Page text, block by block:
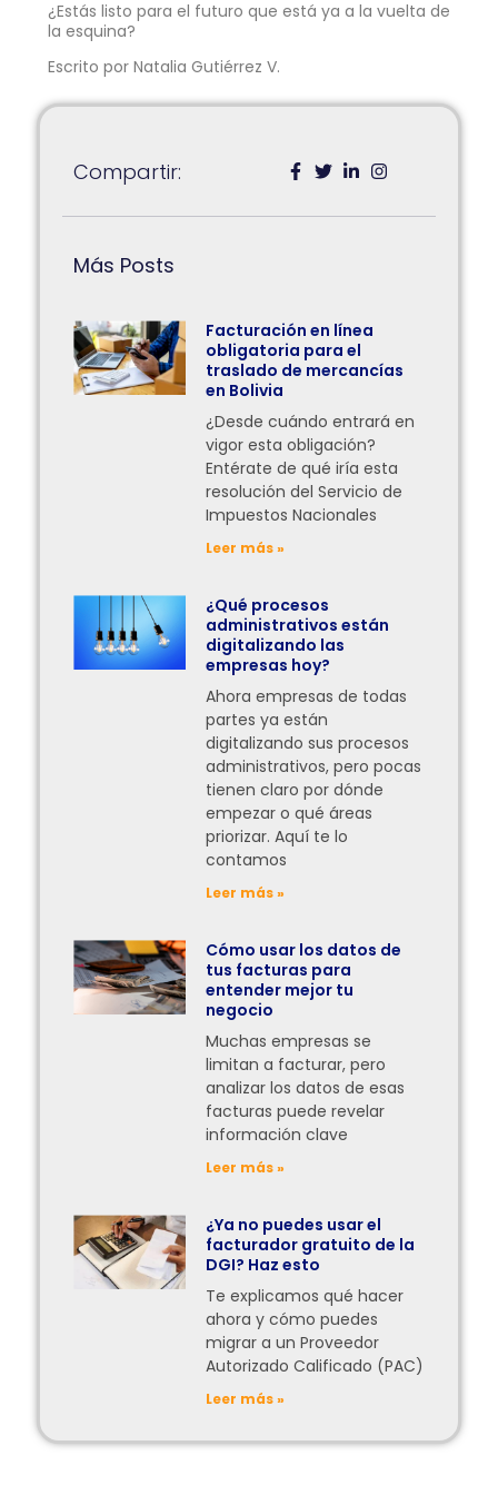
¿Estás listo para el futuro que está ya a la vuelta de
la esquina?
Escrito por Natalia Gutiérrez V.
Compartir:
Más Posts
Facturación en línea
obligatoria para el
traslado de mercancías
en Bolivia
¿Desde cuándo entrará en
vigor esta obligación?
Entérate de qué iría esta
resolución del Servicio de
Impuestos Nacionales
Leer más »
¿Qué procesos
administrativos están
digitalizando las
empresas hoy?
Ahora empresas de todas
partes ya están
digitalizando sus procesos
administrativos, pero pocas
tienen claro por dónde
empezar o qué áreas
priorizar. Aquí te lo
contamos
Leer más »
Cómo usar los datos de
tus facturas para
entender mejor tu
negocio
Muchas empresas se
limitan a facturar, pero
analizar los datos de esas
facturas puede revelar
información clave
Leer más »
¿Ya no puedes usar el
facturador gratuito de la
DGI? Haz esto
Te explicamos qué hacer
ahora y cómo puedes
migrar a un Proveedor
Autorizado Calificado (PAC)
Leer más »